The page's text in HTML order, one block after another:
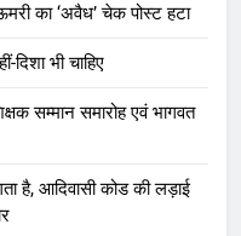
का ‘अवैध’ चेक पोस्ट हटा
दिशा भी चाहिए
सम्मान समारोह एवं भागवत
है, आदिवासी कोड की लड़ाई